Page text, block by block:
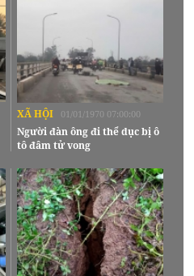
XÃ HỘI 01/01/1970 07:00:00
Người đàn ông đi thể dục bị ô
tô đâm tử vong